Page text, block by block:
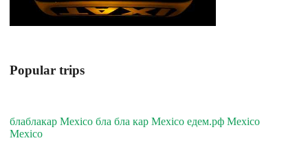
Popular trips
блаблакар Mexico бла бла кар Mexico едем.рф Mexico
Mexico